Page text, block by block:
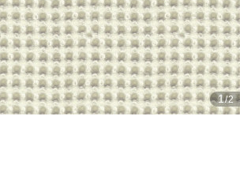
1/2